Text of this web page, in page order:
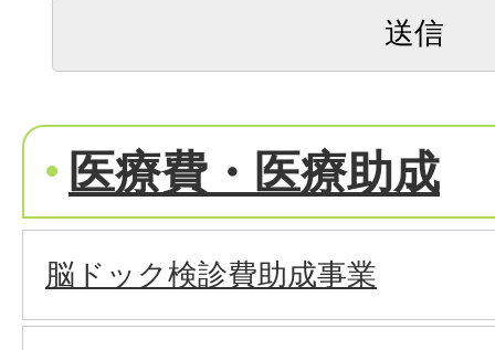
医療費・医療助成
脳ドック検診費助成事業